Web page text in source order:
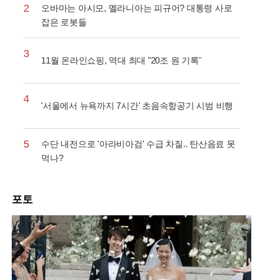
2
오바마는 아시모, 멜라니아는 피규어? 대통령 사로
잡은 로봇들
3
11월 온라인쇼핑, 역대 최대 "20조 원 기록"
4
'서울에서 뉴욕까지 7시간' 초음속항공기 시범 비행
5
수단 내전으로 '아라비아검' 수급 차질.. 탄산음료 못
먹나?
포토